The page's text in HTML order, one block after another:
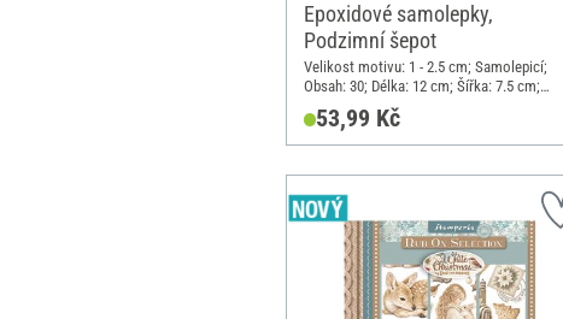
Epoxidové samolepky,
Podzimní šepot
Velikost motivu: 1 - 2.5 cm; Samolepicí;
Obsah: 30; Délka: 12 cm; Šířka: 7.5 cm;
Materiál: Syntetická pryskyřice
53,99 Kč